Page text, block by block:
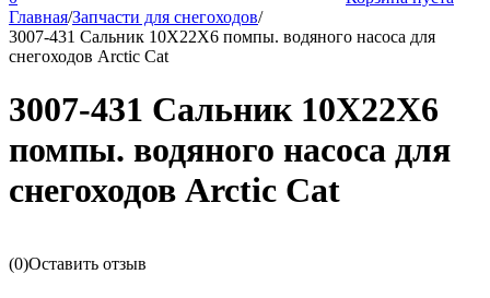
Главная/Запчасти для снегоходов/
3007-431 Сальник 10X22X6 помпы. водяного насоса для
снегоходов Arctic Cat
3007-431 Сальник 10X22X6
помпы. водяного насоса для
снегоходов Arctic Cat
(0)Оставить отзыв